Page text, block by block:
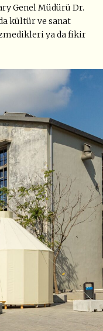
Genel Müdürü Dr.
kültür ve sanat
ya da fikir